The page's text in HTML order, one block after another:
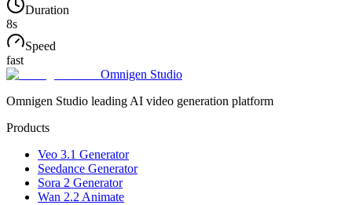
Duration
8s
Speed
fast
Omnigen Studio
Omnigen Studio leading AI video generation platform
Products
Veo 3.1 Generator
Seedance Generator
Sora 2 Generator
Wan 2.2 Animate